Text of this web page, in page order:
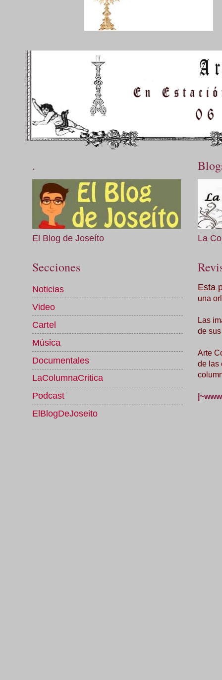
.
El Blog de Joseíto
Secciones
Noticias
Video
Cartel
Música
Documentales
LaColumnaCritica
Podcast
ElBlogDeJoseito
La
Esta
una
Las
de
Arte
de las